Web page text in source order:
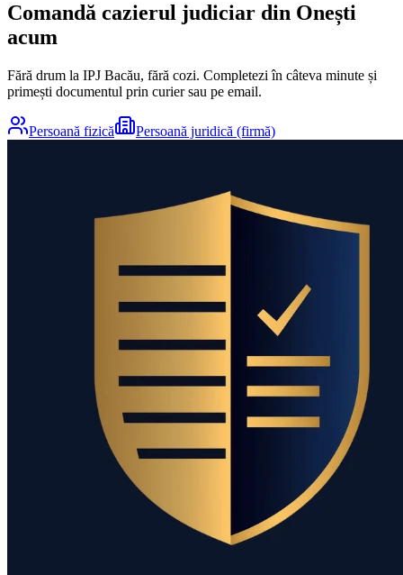
Comandă cazierul judiciar din Onești
acum
Fără drum la IPJ Bacău, fără cozi. Completezi în câteva minute și
primești documentul prin curier sau pe email.
Persoană fizică Persoană juridică (firmă)